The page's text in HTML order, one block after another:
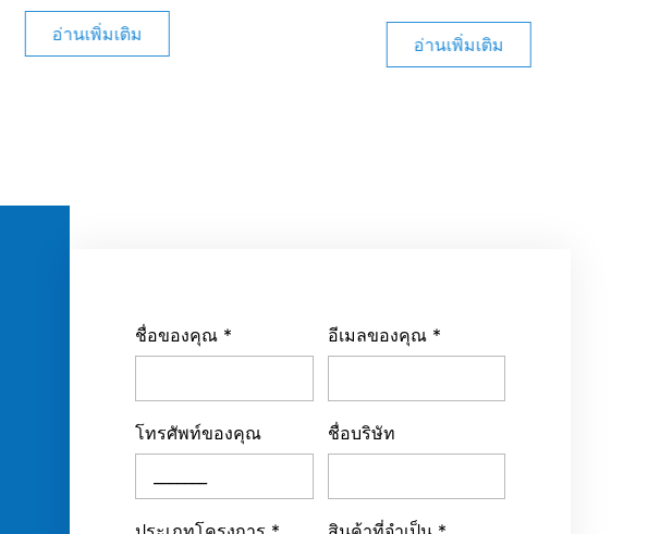
อ่านเพิ่มเติม
อ่านเพิ่มเติม
โทรศัพท์ของคุณ ชื่อบริษัท
ประเภทโครงการ * สินค้าที่จำเป็น *